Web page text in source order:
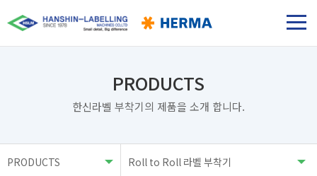
PRODUCTS
한신라벨 부착기의 제품을 소개 합니다.